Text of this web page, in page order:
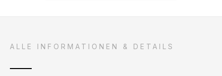
ALLE INFORMATIONEN & DETAILS